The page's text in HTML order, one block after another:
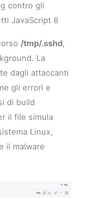
contro gli
JavaScript 8
/tmp/.sshd,
La
dagli attaccanti
gli errori e
di build
il file simula
Linux,
il malware